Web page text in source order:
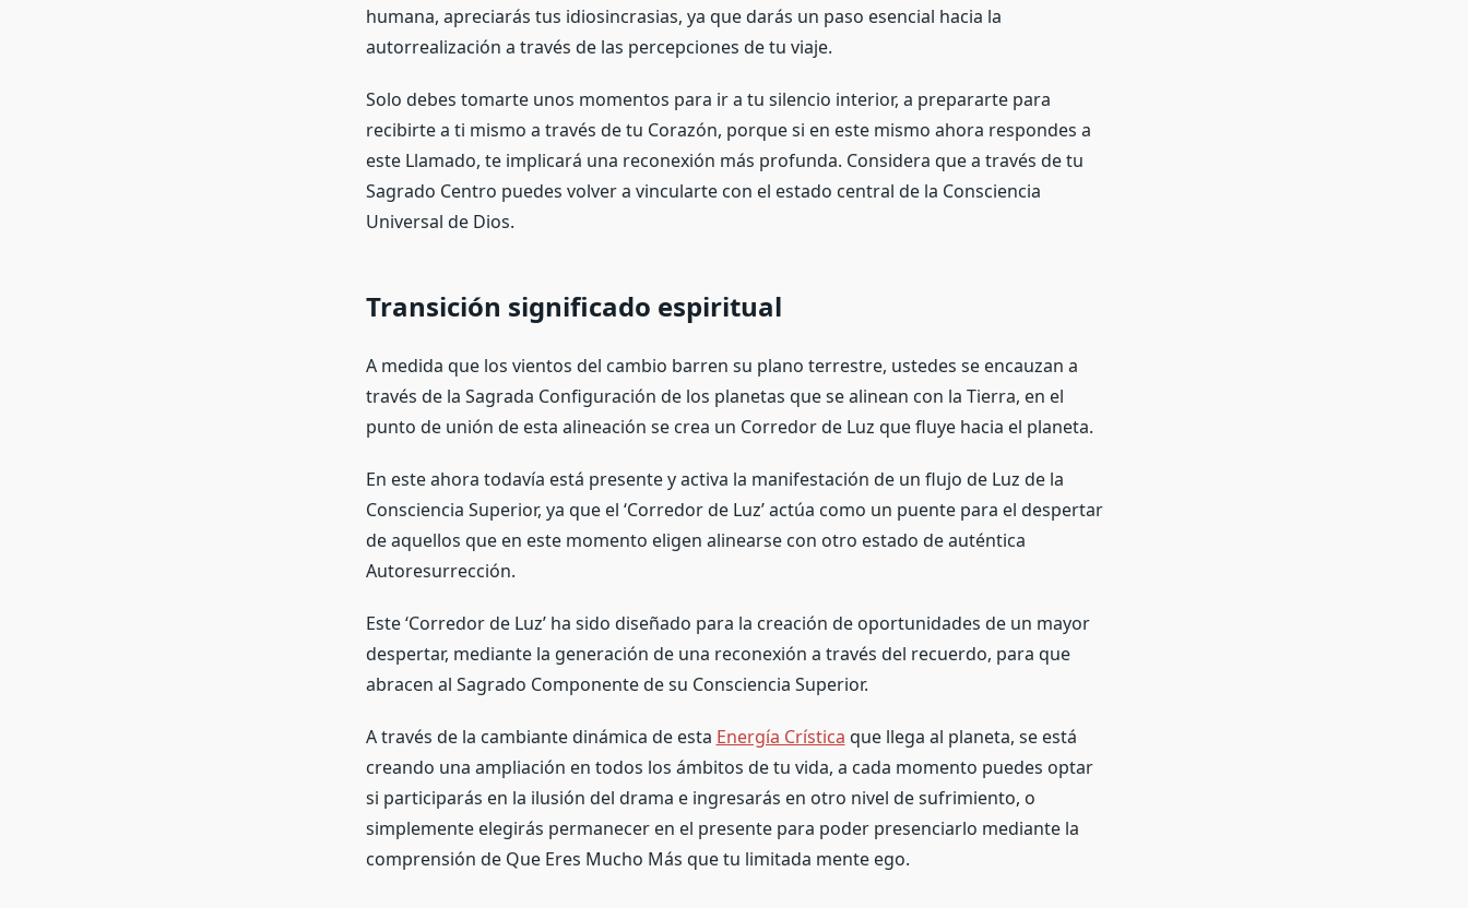
humana, apreciarás tus idiosincrasias, ya que darás un paso esencial hacia la
autorrealización a través de las percepciones de tu viaje.
Solo debes tomarte unos momentos para ir a tu silencio interior, a prepararte para
recibirte a ti mismo a través de tu Corazón, porque si en este mismo ahora respondes a
este Llamado, te implicará una reconexión más profunda. Considera que a través de tu
Sagrado Centro puedes volver a vincularte con el estado central de la Consciencia
Universal de Dios.
Transición significado espiritual
A medida que los vientos del cambio barren su plano terrestre, ustedes se encauzan a
través de la Sagrada Configuración de los planetas que se alinean con la Tierra, en el
punto de unión de esta alineación se crea un Corredor de Luz que fluye hacia el planeta.
En este ahora todavía está presente y activa la manifestación de un flujo de Luz de la
Consciencia Superior, ya que el ‘Corredor de Luz’ actúa como un puente para el despertar
de aquellos que en este momento eligen alinearse con otro estado de auténtica
Autoresurrección.
Este ‘Corredor de Luz’ ha sido diseñado para la creación de oportunidades de un mayor
despertar, mediante la generación de una reconexión a través del recuerdo, para que
abracen al Sagrado Componente de su Consciencia Superior.
A través de la cambiante dinámica de esta Energía Crística que llega al planeta, se está
creando una ampliación en todos los ámbitos de tu vida, a cada momento puedes optar
si participarás en la ilusión del drama e ingresarás en otro nivel de sufrimiento, o
simplemente elegirás permanecer en el presente para poder presenciarlo mediante la
comprensión de Que Eres Mucho Más que tu limitada mente ego.